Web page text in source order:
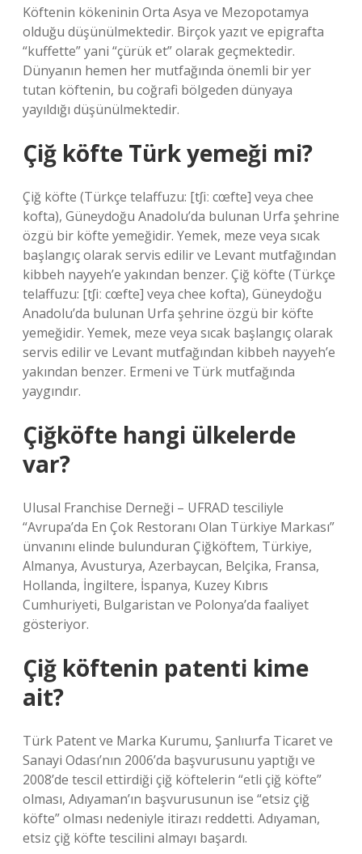
Köftenin kökeninin Orta Asya ve Mezopotamya
olduğu düşünülmektedir. Birçok yazıt ve epigrafta
“kuffette” yani “çürük et” olarak geçmektedir.
Dünyanın hemen her mutfağında önemli bir yer
tutan köftenin, bu coğrafi bölgeden dünyaya
yayıldığı düşünülmektedir.
Çiğ köfte Türk yemeği mi?
Çiğ köfte (Türkçe telaffuzu: [tʃiː cœfte] veya chee
kofta), Güneydoğu Anadolu’da bulunan Urfa şehrine
özgü bir köfte yemeğidir. Yemek, meze veya sıcak
başlangıç ​​olarak servis edilir ve Levant mutfağından
kibbeh nayyeh’e yakından benzer. Çiğ köfte (Türkçe
telaffuzu: [tʃiː cœfte] veya chee kofta), Güneydoğu
Anadolu’da bulunan Urfa şehrine özgü bir köfte
yemeğidir. Yemek, meze veya sıcak başlangıç ​​olarak
servis edilir ve Levant mutfağından kibbeh nayyeh’e
yakından benzer. Ermeni ve Türk mutfağında
yaygındır.
Çiğköfte hangi ülkelerde
var?
Ulusal Franchise Derneği – UFRAD tesciliyle
“Avrupa’da En Çok Restoranı Olan Türkiye Markası”
ünvanını elinde bulunduran Çiğköftem, Türkiye,
Almanya, Avusturya, Azerbaycan, Belçika, Fransa,
Hollanda, İngiltere, İspanya, Kuzey Kıbrıs
Cumhuriyeti, Bulgaristan ve Polonya’da faaliyet
gösteriyor.
Çiğ köftenin patenti kime
ait?
Türk Patent ve Marka Kurumu, Şanlıurfa Ticaret ve
Sanayi Odası’nın 2006’da başvurusunu yaptığı ve
2008’de tescil ettirdiği çiğ köftelerin “etli çiğ köfte”
olması, Adıyaman’ın başvurusunun ise “etsiz çiğ
köfte” olması nedeniyle itirazı reddetti. Adıyaman,
etsiz çiğ köfte tescilini almayı başardı.